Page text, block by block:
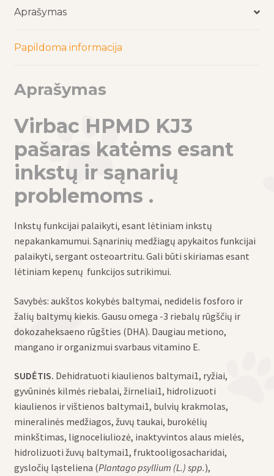
nepakankamumui
Aprašymas
Papildoma informacija
Aprašymas
Virbac HPMD KJ3
pašaras katėms esant
inkstų ir sąnarių
problemoms .
Inkstų funkcijai palaikyti, esant lėtiniam inkstų
nepakankamumui. Sąnarinių medžiagų apykaitos funkcijai
palaikyti, sergant osteoartritu. Gali būti skiriamas esant
lėtiniam kepenų funkcijos sutrikimui.
Savybės: aukštos kokybės baltymai, nedidelis fosforo ir
žalių baltymų kiekis. Gausu omega -3 riebalų rūgščių ir
dokozaheksaeno rūgšties (DHA). Daugiau metiono,
mangano ir organizmui svarbaus vitamino E.
SUDĖTIS. Dehidratuoti kiaulienos baltymai1, ryžiai,
gyvūninės kilmės riebalai, žirneliai1, hidrolizuoti
kiaulienos ir vištienos baltymai1, bulvių krakmolas,
mineralinės medžiagos, žuvų taukai, burokėlių
minkštimas, lignoceliuliozė, inaktyvintos alaus mielės,
hidrolizuoti žuvų baltymai1, fruktooligosacharidai,
gysločių ląsteliena (Plantago psyllium (L.) spp.),